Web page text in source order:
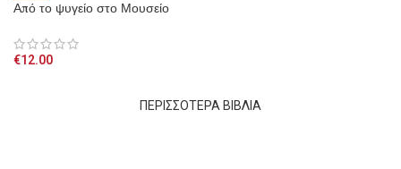
Από το ψυγείο στο Μουσείο
€12.00
ΠΕΡΙΣΣΟΤΕΡΑ ΒΙΒΛΙΑ